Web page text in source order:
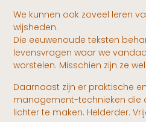
We kunnen ook zoveel leren
wijsheden.
Die eeuwenoude teksten
levensvragen waar we
worstelen. Misschien zijn ze
Daarnaast zijn er praktische
management-technieken die
lichter te maken. Helderder.